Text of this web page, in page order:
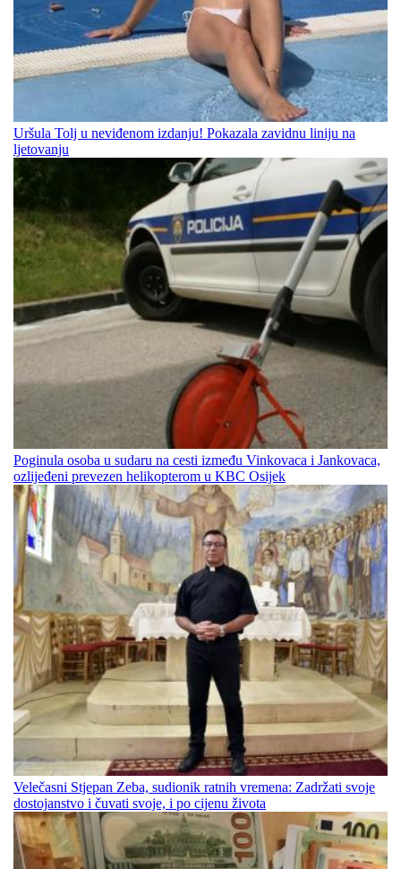
Uršula Tolj u neviđenom izdanju! Pokazala zavidnu liniju na
ljetovanju
Poginula osoba u sudaru na cesti između Vinkovaca i Jankovaca,
ozlijeđeni prevezen helikopterom u KBC Osijek
Velečasni Stjepan Zeba, sudionik ratnih vremena: Zadržati svoje
dostojanstvo i čuvati svoje, i po cijenu života